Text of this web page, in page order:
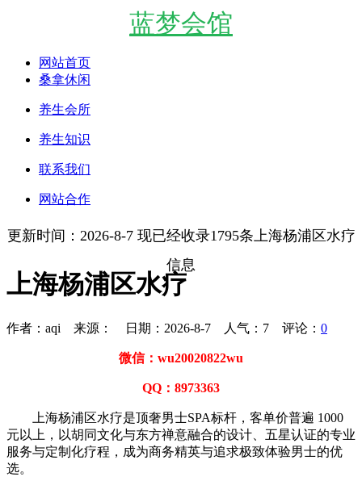
蓝梦会馆
网站首页
桑拿休闲
养生会所
养生知识
联系我们
网站合作
更新时间：2026-8-7 现已经收录1795条上海杨浦区水疗
信息
上海杨浦区水疗
作者：aqi 来源： 日期：2026-8-7 人气： 7 评论： 0
微信：wu20020822wu
QQ：8973363
上海杨浦区水疗是顶奢男士SPA标杆，客单价普遍 1000
元以上，以胡同文化与东方禅意融合的设计、五星认证的专业
服务与定制化疗程，成为商务精英与追求极致体验男士的优
选。